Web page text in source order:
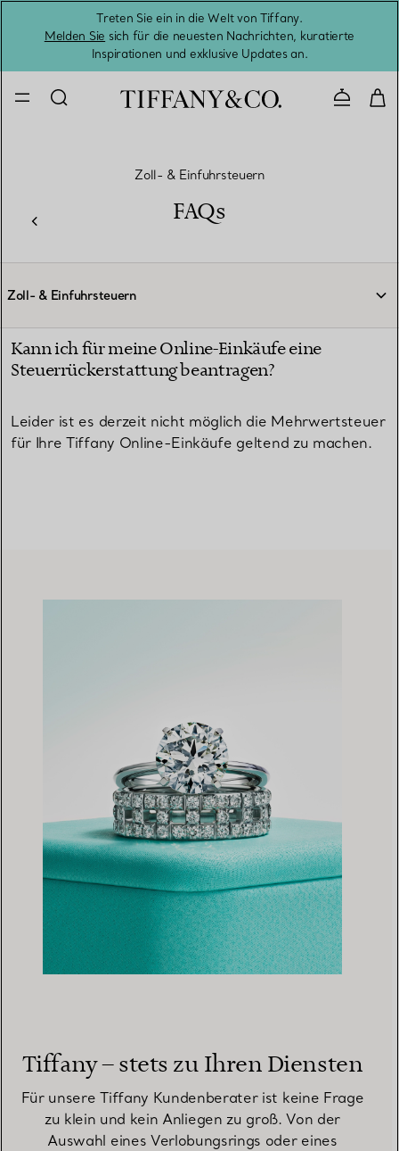
Treten Sie ein in die Welt von Tiffany.
Melden Sie sich für die neuesten Nachrichten, kuratierte
Inspirationen und exklusive Updates an.
Zoll- & Einfuhrsteuern
FAQs
Zoll- & Einfuhrsteuern
Kann ich für meine Online-Einkäufe eine
Steuerrückerstattung beantragen?
Leider ist es derzeit nicht möglich die Mehrwertsteuer
für Ihre Tiffany Online-Einkäufe geltend zu machen.
Tiffany – stets zu Ihren Diensten
Für unsere Tiffany Kundenberater ist keine Frage
zu klein und kein Anliegen zu groß. Von der
Auswahl eines Verlobungsrings oder eines